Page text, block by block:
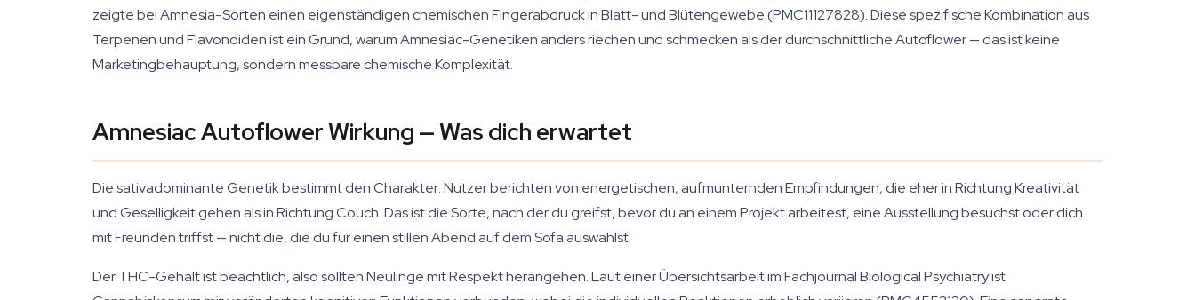
zeigte bei Amnesia-Sorten einen eigenständigen chemischen Fingerabdruck in Blatt- und Blütengewebe (PMC11127828). Diese spezifische Kombination aus
Terpenen und Flavonoiden ist ein Grund, warum Amnesiac-Genetiken anders riechen und schmecken als der durchschnittliche Autoflower — das ist keine
Marketingbehauptung, sondern messbare chemische Komplexität.
Amnesiac Autoflower Wirkung — Was dich erwartet
Die sativadominante Genetik bestimmt den Charakter: Nutzer berichten von energetischen, aufmunternden Empfindungen, die eher in Richtung Kreativität
und Geselligkeit gehen als in Richtung Couch. Das ist die Sorte, nach der du greifst, bevor du an einem Projekt arbeitest, eine Ausstellung besuchst oder dich
mit Freunden triffst — nicht die, die du für einen stillen Abend auf dem Sofa auswählst.
Der THC-Gehalt ist beachtlich, also sollten Neulinge mit Respekt herangehen. Laut einer Übersichtsarbeit im FachjournalBiological Psychiatryist